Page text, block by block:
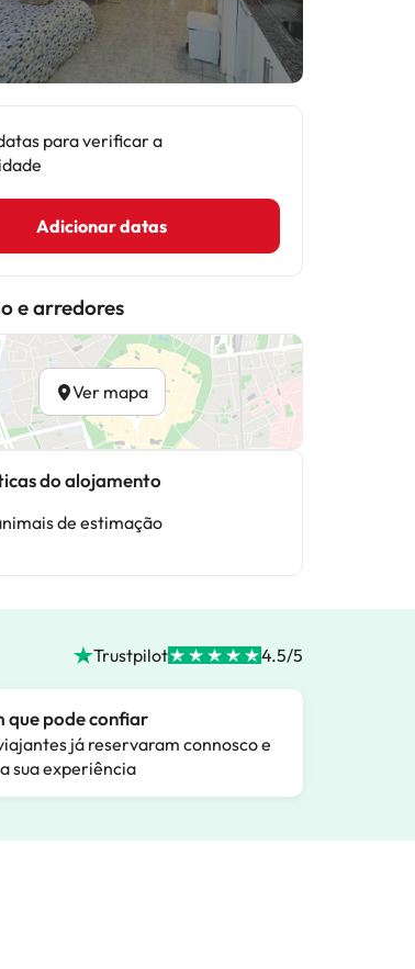
para verificar a
Adicionar datas
e arredores
Ver mapa
do alojamento
de estimação
Trustpilot 4.5/5
que pode confiar
já reservaram connosco e
sua experiência